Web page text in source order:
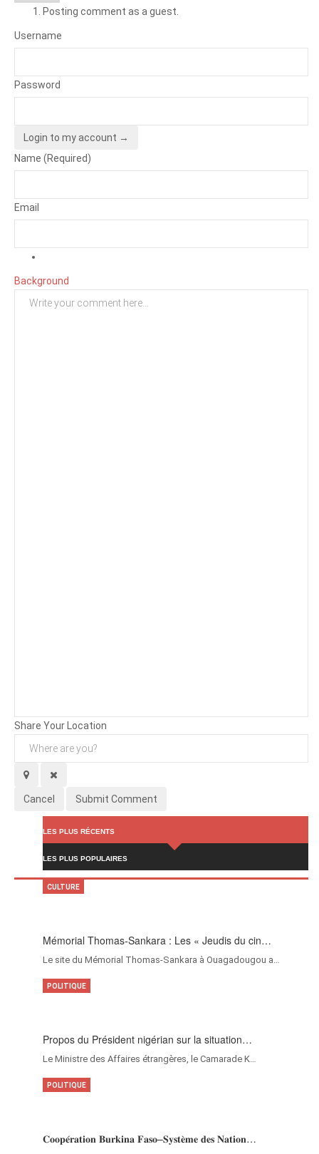
Posting comment as a guest.
Username
Password
Login to my account →
Name (Required)
Email
Background
Share Your Location
Cancel Submit Comment
LES PLUS RÉCENTS
LES PLUS POPULAIRES
Mémorial Thomas-Sankara : Les « Jeudis du cin…
Le site du Mémorial Thomas-Sankara à Ouagadougou a…
CULTURE
Propos du Président nigérian sur la situation…
Le Ministre des Affaires étrangères, le Camarade K…
POLITIQUE
𝐂𝐨𝐨𝐩𝐞́𝐫𝐚𝐭𝐢𝐨𝐧 𝐁𝐮𝐫𝐤𝐢𝐧𝐚 𝐅𝐚𝐬𝐨–𝐒𝐲𝐬𝐭𝐞̀𝐦𝐞 𝐝𝐞𝐬 𝐍𝐚𝐭𝐢𝐨𝐧…
POLITIQUE